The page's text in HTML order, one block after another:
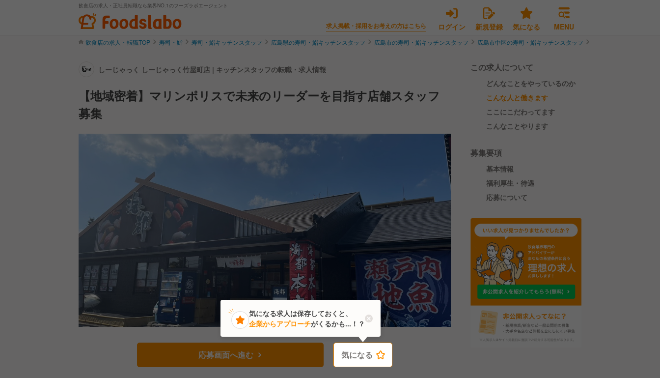
飲食店の求人・正社員転職なら業界NO.1のフーズラボエージェント
求人掲載・採用をお考えの方はこちら ログイン 新規登録 気になる MENU
飲食店の求人・転職TOP 寿司・鮨 寿司・鮨キッチンスタッフ 広島県の寿司・鮨キッチンスタッフ 広島市の寿司・鮨キッチンスタッフ 広島市中区の寿司・鮨キッチンスタッフ
しーじゃっく しーじゃっく竹屋町店 | キッチンスタッフの転職・求人情報
【地域密着】マリンポリスで未来のリーダーを目指す店舗スタッフ
募集
応募画面へ進む 気になる
この求人について
どんなことをやっているのか
こんな人と働きます
ここにこだわってます
こんなことやります
募集要項
基本情報
福利厚生・待遇
応募について
気になる
気になる求人は保存しておくと、
企業からアプローチがくるかも...！？